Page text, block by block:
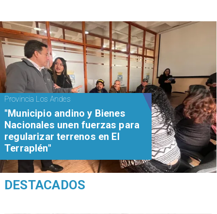
Provincia Los Andes
"Municipio andino y Bienes
Nacionales unen fuerzas para
regularizar terrenos en El
Terraplén"
DESTACADOS